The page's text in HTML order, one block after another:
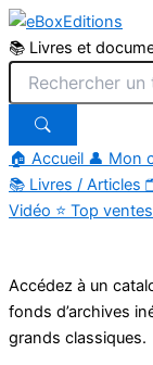
📚 Livres et
🏠 Accueil 👤 Mon
📚 Livres / Articles
Vidéo ⭐ Top ventes
contenu
Accédez à un
fonds d’archives
grands classiques.